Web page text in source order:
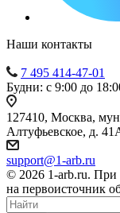
Наши контакты
7 495 414-47-01
Будни: с 9:00 до
127410, Москва,
Алтуфьевское, д.
support@1-arb.ru
© 2026 1-arb.ru. При
на первоисточник